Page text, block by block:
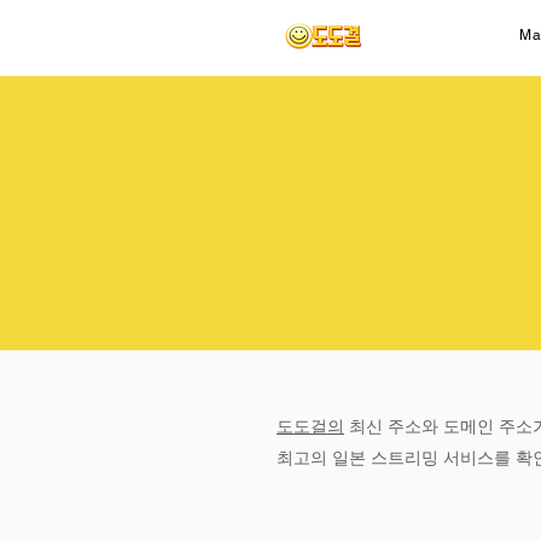
도도걸의 최신 주소와 도메인 주
최고의 일본 스트리밍 서비스를 확